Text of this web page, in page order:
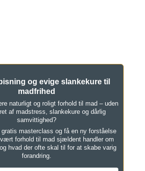
og evige slankekure til
madfrihed
naturligt og roligt forhold til mad – uden
af madstress, slankekure og dårlig
samvittighed?
masterclass og få en ny forståelse
forhold til mad sjældent handler om
hvad der ofte skal til for at skabe varig
forandring.